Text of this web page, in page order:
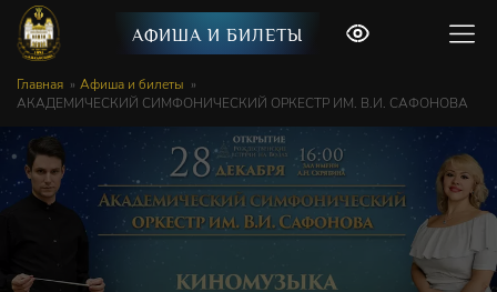
АФИША И БИЛЕТЫ
Главная
Афиша и билеты
АКАДЕМИЧЕСКИЙ СИМФОНИЧЕСКИЙ ОРКЕСТР ИМ. В.И. САФОНОВА